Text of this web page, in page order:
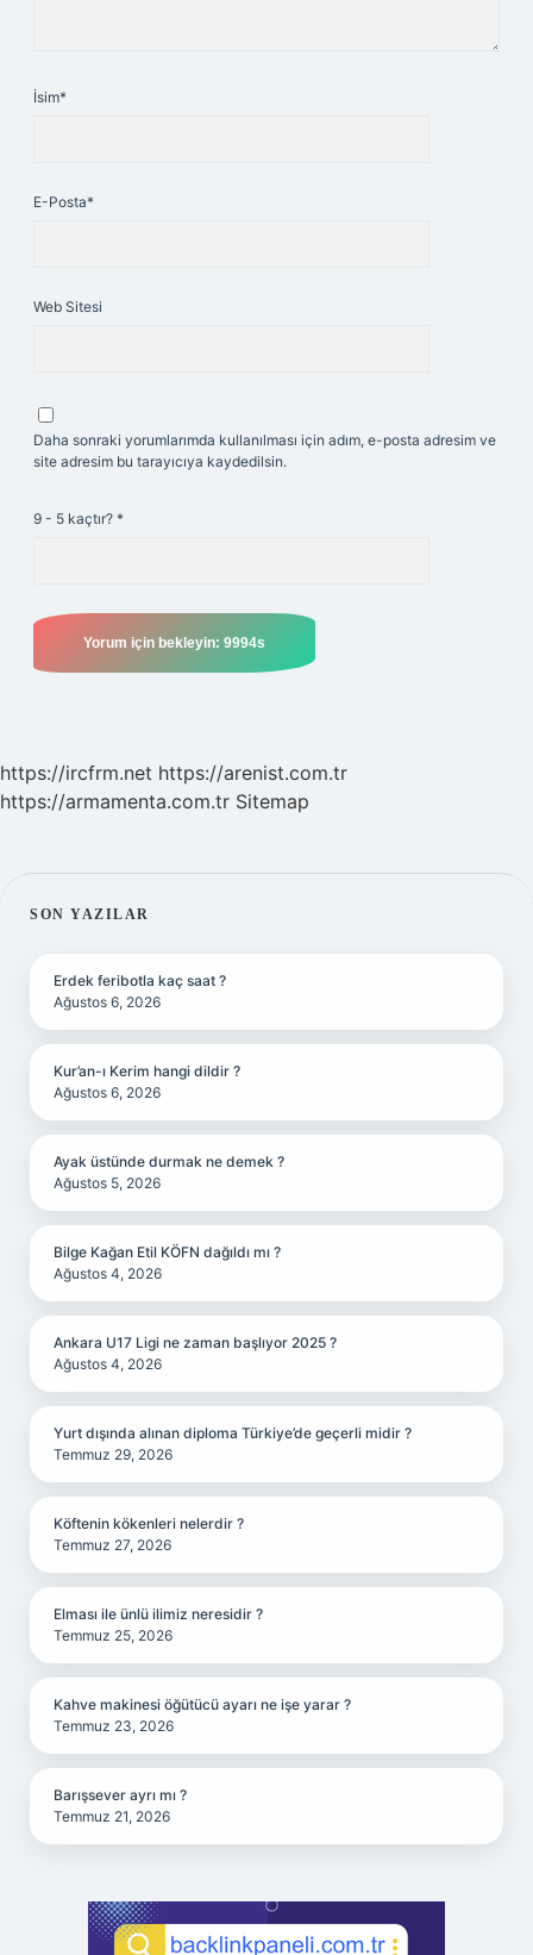
İsim*
E-Posta*
Web Sitesi
Daha sonraki yorumlarımda kullanılması için adım, e-posta adresim ve
site adresim bu tarayıcıya kaydedilsin.
9 - 5 kaçtır? *
https://ircfrm.net https://arenist.com.tr
https://armamenta.com.tr Sitemap
SIDEBAR
SON YAZILAR
Erdek feribotla kaç saat ?
Ağustos 6, 2026
Kur’an-ı Kerim hangi dildir ?
Ağustos 6, 2026
Ayak üstünde durmak ne demek ?
Ağustos 5, 2026
Bilge Kağan Etil KÖFN dağıldı mı ?
Ağustos 4, 2026
Ankara U17 Ligi ne zaman başlıyor 2025 ?
Ağustos 4, 2026
Yurt dışında alınan diploma Türkiye’de geçerli midir ?
Temmuz 29, 2026
Köftenin kökenleri nelerdir ?
Temmuz 27, 2026
Elması ile ünlü ilimiz neresidir ?
Temmuz 25, 2026
Kahve makinesi öğütücü ayarı ne işe yarar ?
Temmuz 23, 2026
Barışsever ayrı mı ?
Temmuz 21, 2026